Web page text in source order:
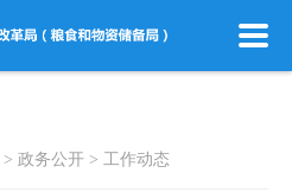
> 政务公开 > 工作动态